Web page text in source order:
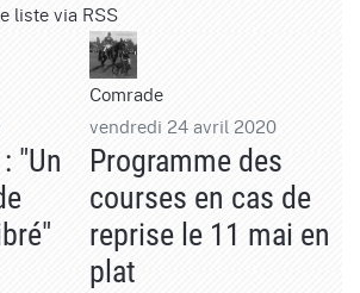
liste via RSS
"Un
Comrade
vendredi 24 avril 2020
Programme des
courses en cas de
reprise le 11 mai en
plat